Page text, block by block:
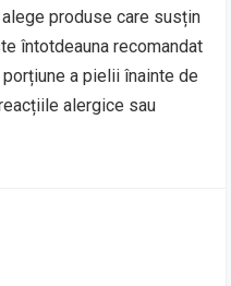
produse care susțin
întotdeauna recomandat
a pielii înainte de
alergice sau